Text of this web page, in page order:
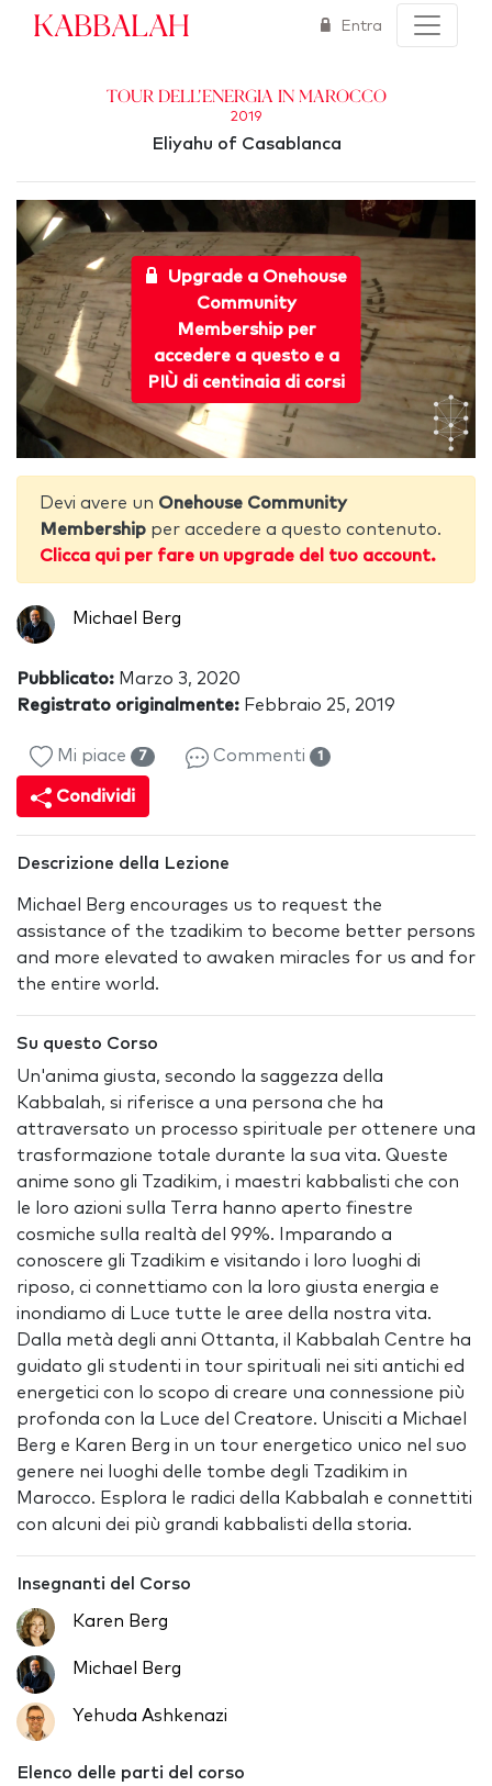
Kabbalah Entra
Tour dell'energia in Marocco
2019
Eliyahu of Casablanca
Upgrade a Onehouse
Community
Membership per
accedere a questo e a
PIÙ di centinaia di corsi
Devi avere un Onehouse Community
Membership per accedere a questo contenuto.
Clicca qui per fare un upgrade del tuo account.
Michael Berg
Pubblicato: Marzo 3, 2020
Registrato originalmente: Febbraio 25, 2019
Mi piace 7 Commenti 1
Condividi
Descrizione della Lezione
Michael Berg encourages us to request the
assistance of the tzadikim to become better persons
and more elevated to awaken miracles for us and for
the entire world.
Su questo Corso
Un'anima giusta, secondo la saggezza della
Kabbalah, si riferisce a una persona che ha
attraversato un processo spirituale per ottenere una
trasformazione totale durante la sua vita. Queste
anime sono gli Tzadikim, i maestri kabbalisti che con
le loro azioni sulla Terra hanno aperto finestre
cosmiche sulla realtà del 99%. Imparando a
conoscere gli Tzadikim e visitando i loro luoghi di
riposo, ci connettiamo con la loro giusta energia e
inondiamo di Luce tutte le aree della nostra vita.
Dalla metà degli anni Ottanta, il Kabbalah Centre ha
guidato gli studenti in tour spirituali nei siti antichi ed
energetici con lo scopo di creare una connessione più
profonda con la Luce del Creatore. Unisciti a Michael
Berg e Karen Berg in un tour energetico unico nel suo
genere nei luoghi delle tombe degli Tzadikim in
Marocco. Esplora le radici della Kabbalah e connettiti
con alcuni dei più grandi kabbalisti della storia.
Insegnanti del Corso
Karen Berg
Michael Berg
Yehuda Ashkenazi
Elenco delle parti del corso